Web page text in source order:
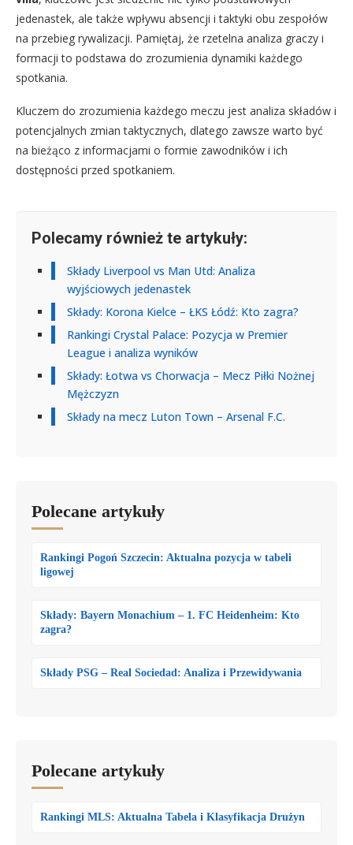
jedenastek, ale także wpływu absencji i taktyki obu zespołów
na przebieg rywalizacji. Pamiętaj, że rzetelna analiza graczy i
formacji to podstawa do zrozumienia dynamiki każdego
spotkania.
Kluczem do zrozumienia każdego meczu jest analiza składów i
potencjalnych zmian taktycznych, dlatego zawsze warto być
na bieżąco z informacjami o formie zawodników i ich
dostępności przed spotkaniem.
Polecamy również te artykuły:
Składy Liverpool vs Man Utd: Analiza
wyjściowych jedenastek
Składy: Korona Kielce – ŁKS Łódź: Kto zagra?
Rankingi Crystal Palace: Pozycja w Premier
League i analiza wyników
Składy: Łotwa vs Chorwacja – Mecz Piłki Nożnej
Mężczyzn
Składy na mecz Luton Town – Arsenal F.C.
Polecane artykuły
Rankingi Pogoń Szczecin: Aktualna pozycja w tabeli
ligowej
Składy: Bayern Monachium – 1. FC Heidenheim: Kto
zagra?
Składy PSG – Real Sociedad: Analiza i Przewidywania
Polecane artykuły
Rankingi MLS: Aktualna Tabela i Klasyfikacja Drużyn